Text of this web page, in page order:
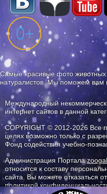
Самые красивые фото животных
натуралистов. Мы поможем вам
Международный
интернет сайтов в данной
COPYRIGHT © 2012-2026 Все
целях возможно только с
Фонд содействия учебно-
Администрация Портала
относится к составу
сайта. Вы можете отказаться
политикой